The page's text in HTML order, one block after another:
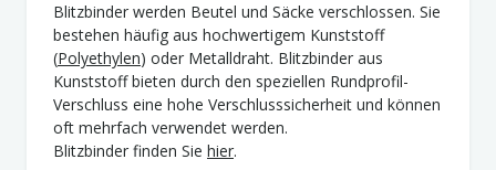
Blitzbinder werden Beutel und Säcke verschlossen. Sie
bestehen häufig aus hochwertigem Kunststoff
(Polyethylen) oder Metalldraht. Blitzbinder aus
Kunststoff bieten durch den speziellen Rundprofil-
Verschluss eine hohe Verschlusssicherheit und können
oft mehrfach verwendet werden.
Blitzbinder finden Sie hier.